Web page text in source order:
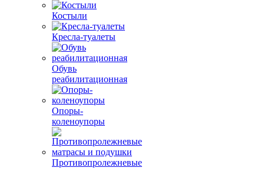
Костыли
Кресла-туалеты
Обувь
реабилитационная
Опоры-
коленоупоры
Противопролежневые